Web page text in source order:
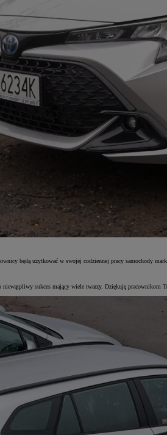
będą użytkować w swojej codziennej pracy samochody
sukces mający wiele twarzy. Dziękuję